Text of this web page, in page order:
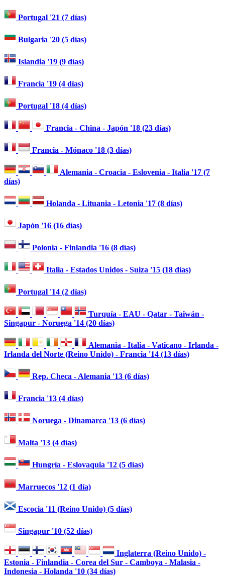
Portugal '21 (7 días)
Bulgaria '20 (5 días)
Islandia '19 (9 días)
Francia '19 (4 días)
Portugal '18 (4 días)
Francia - China - Japón '18 (23 días)
Francia - Mónaco '18 (3 días)
Alemania - Croacia - Eslovenia - Italia '17 (7
días)
Holanda - Lituania - Letonia '17 (8 días)
Japón '16 (16 días)
Polonia - Finlandia '16 (8 días)
Italia - Estados Unidos - Suiza '15 (18 días)
Portugal '14 (2 días)
Turquía - EAU - Qatar - Taiwán -
Singapur - Noruega '14 (20 días)
Alemania - Italia - Vaticano - Irlanda -
Irlanda del Norte (Reino Unido) - Francia '14 (13 días)
Rep. Checa - Alemania '13 (6 días)
Francia '13 (4 días)
Noruega - Dinamarca '13 (6 días)
Malta '13 (4 días)
Hungría - Eslovaquia '12 (5 días)
Marruecos '12 (1 día)
Escocia '11 (Reino Unido) (5 días)
Singapur '10 (52 días)
Inglaterra (Reino Unido) -
Estonia - Finlandia - Corea del Sur - Camboya - Malasia -
Indonesia - Holanda '10 (34 días)